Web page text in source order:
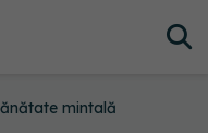
mintală